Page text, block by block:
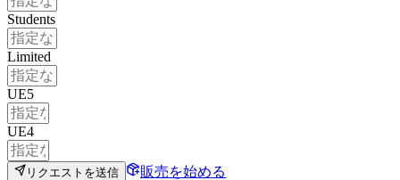
Students
Limited
UE5
UE4
リクエストを送信
販売を始める